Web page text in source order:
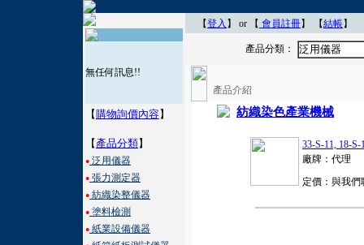
無任何訊息!!
【購物詢價內容】
【 產品分類】
● 泛用儀器
● 張力測定器
● 紡織染整儀器
● 塗料檢測
● 紙業設備儀器
【登入 】 or 【 會員註冊】 【結帳】
產品分類： 泛用儀器
產品介紹
紡織染色產業機械
33-S-11, 18-
廠牌：代理
定價：與我們